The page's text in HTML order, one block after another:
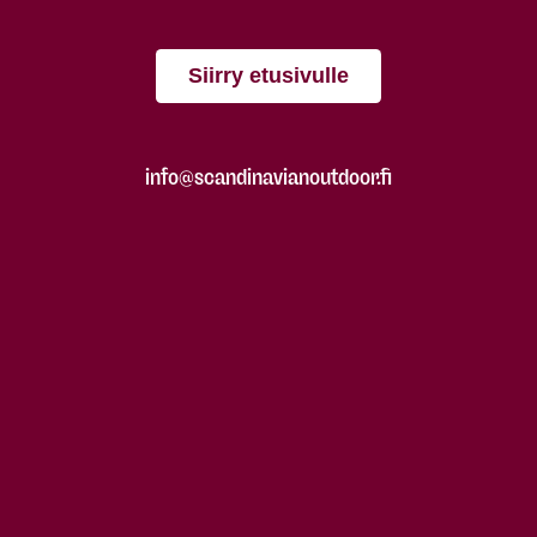
Siirry etusivulle
info@scandinavianoutdoor.fi